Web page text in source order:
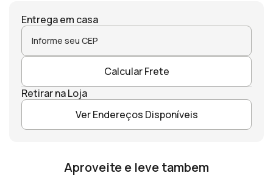
Entrega em casa
Calcular Frete
Retirar na Loja
Ver Endereços Disponíveis
Aproveite e leve tambem